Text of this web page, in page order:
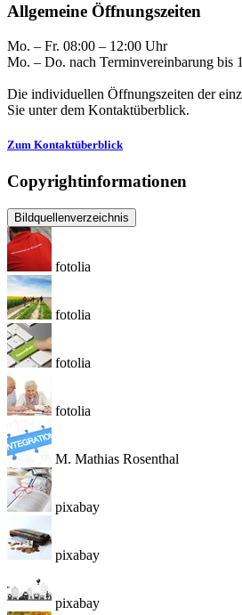
Allgemeine Öffnungszeiten
Mo. – Fr. 08:00 – 12:00 Uhr
Mo. – Do. nach Terminvereinbarung bis
Die individuellen Öffnungszeiten der
Sie unter dem Kontaktüberblick.
Zum Kontaktüberblick
Copyrightinformationen
Bildquellenverzeichnis
fotolia
fotolia
fotolia
fotolia
M. Mathias Rosenthal
pixabay
pixabay
pixabay